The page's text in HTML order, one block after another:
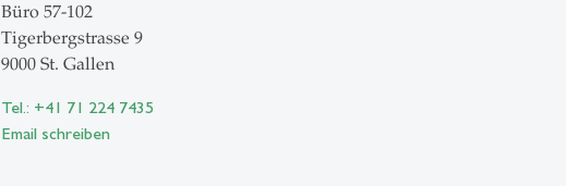
Büro 57-102
Tigerbergstrasse 9
9000 St. Gallen
Tel.: +41 71 224 7435
Email schreiben